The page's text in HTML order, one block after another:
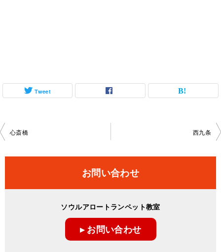
Tweet
投
ビ
心斎橋 西九条
お問い合わせ
ソウルアロートランペット教室
▸ お問い合わせ